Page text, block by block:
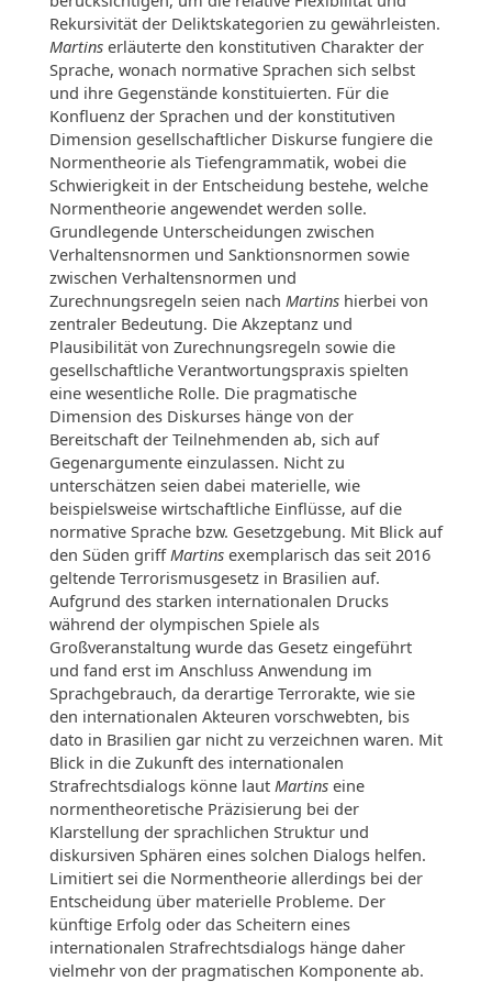
Rekursivität der Deliktskategorien zu gewährleisten.
Martinserläuterte den konstitutiven Charakter der
Sprache, wonach normative Sprachen sich selbst
und ihre Gegenstände konstituierten. Für die
Konfluenz der Sprachen und der konstitutiven
Dimension gesellschaftlicher Diskurse fungiere die
Normentheorie als Tiefengrammatik, wobei die
Schwierigkeit in der Entscheidung bestehe, welche
Normentheorie angewendet werden solle.
Grundlegende Unterscheidungen zwischen
Verhaltensnormen und Sanktionsnormen sowie
zwischen Verhaltensnormen und
Zurechnungsregeln seien nach Martinshierbei von
zentraler Bedeutung. Die Akzeptanz und
Plausibilität von Zurechnungsregeln sowie die
gesellschaftliche Verantwortungspraxis spielten
eine wesentliche Rolle. Die pragmatische
Dimension des Diskurses hänge von der
Bereitschaft der Teilnehmenden ab, sich auf
Gegenargumente einzulassen. Nicht zu
unterschätzen seien dabei materielle, wie
beispielsweise wirtschaftliche Einflüsse, auf die
normative Sprache bzw. Gesetzgebung. Mit Blick auf
den Süden griff Martinsexemplarisch das seit 2016
geltende Terrorismusgesetz in Brasilien auf.
Aufgrund des starken internationalen Drucks
während der olympischen Spiele als
Großveranstaltung wurde das Gesetz eingeführt
und fand erst im Anschluss Anwendung im
Sprachgebrauch, da derartige Terrorakte, wie sie
den internationalen Akteuren vorschwebten, bis
dato in Brasilien gar nicht zu verzeichnen waren. Mit
Blick in die Zukunft des internationalen
Strafrechtsdialogs könne laut Martinseine
normentheoretische Präzisierung bei der
Klarstellung der sprachlichen Struktur und
diskursiven Sphären eines solchen Dialogs helfen.
Limitiert sei die Normentheorie allerdings bei der
Entscheidung über materielle Probleme. Der
künftige Erfolg oder das Scheitern eines
internationalen Strafrechtsdialogs hänge daher
vielmehr von der pragmatischen Komponente ab.